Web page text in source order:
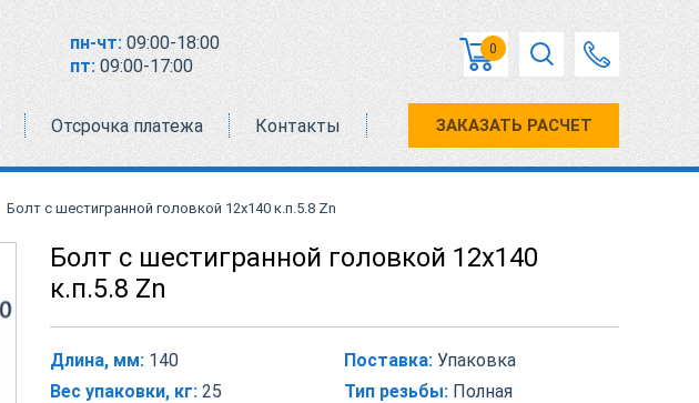
пн-чт: 09:00-18:00
пт: 09:00-17:00
0
Отсрочка платежа Контакты ЗАКАЗАТЬ РАСЧЕТ
Болт с шестигранной головкой 12х140 к.п.5.8 Zn
Болт с шестигранной головкой 12х140
к.п.5.8 Zn
Длина, мм: 140
Вес упаковки, кг: 25
Поставка: Упаковка
Тип резьбы: Полная